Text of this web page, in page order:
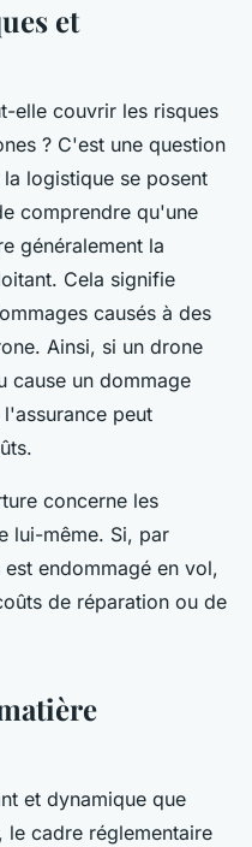
et
elle couvrir les risques
? C'est une question
logistique se posent
comprendre qu'une
généralement la
Cela signifie
causés à des
Ainsi, si un drone
cause un dommage
peut
concerne les
lui-même. Si, par
endommagé en vol,
de réparation ou de
et dynamique que
cadre réglementaire